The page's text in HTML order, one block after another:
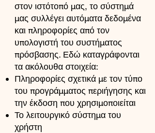
στον ιστότοπό μας, το σύστημά
μας συλλέγει αυτόματα δεδομένα
και πληροφορίες από τον
υπολογιστή του συστήματος
πρόσβασης. Εδώ καταγράφονται
τα ακόλουθα στοιχεία:
Πληροφορίες σχετικά με τον τύπο
του προγράμματος περιήγησης και
την έκδοση που χρησιμοποιείται
Το λειτουργικό σύστημα του
χρήστη